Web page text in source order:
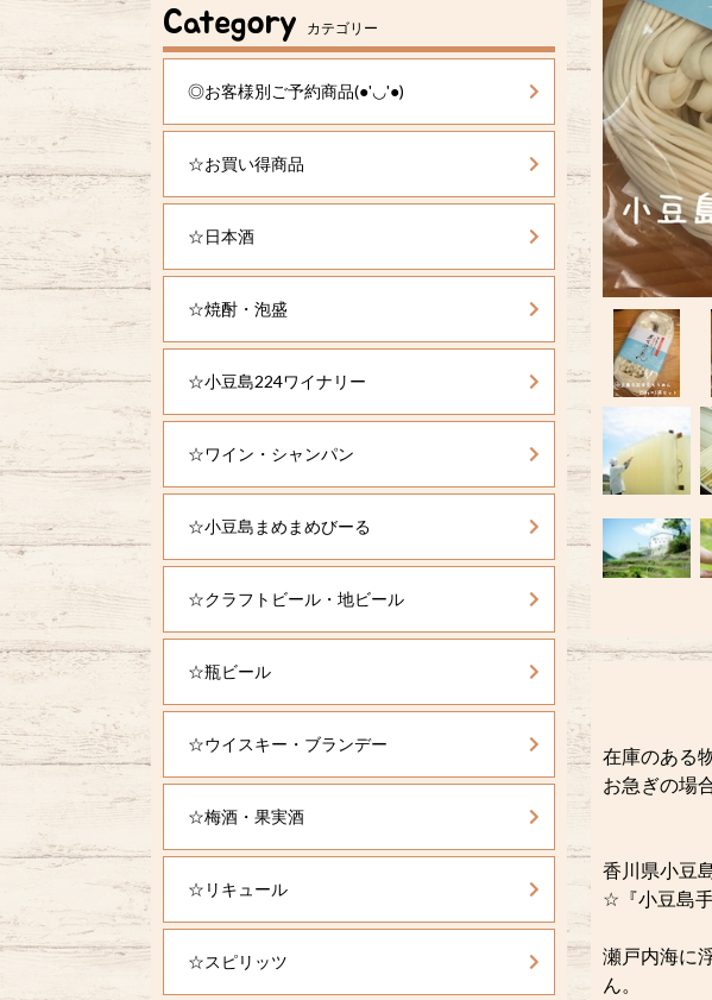
在庫のある
お急ぎの場
香川県小豆
☆『小豆島
瀬戸内海に
ん。
Category カテゴリー
◎お客様別ご予約商品(●'◡'●)
☆お買い得商品
☆日本酒
☆焼酎・泡盛
☆小豆島224ワイナリー
☆ワイン・シャンパン
☆小豆島まめまめびーる
☆クラフトビール・地ビール
☆瓶ビール
☆ウイスキー・ブランデー
☆梅酒・果実酒
☆リキュール
☆スピリッツ